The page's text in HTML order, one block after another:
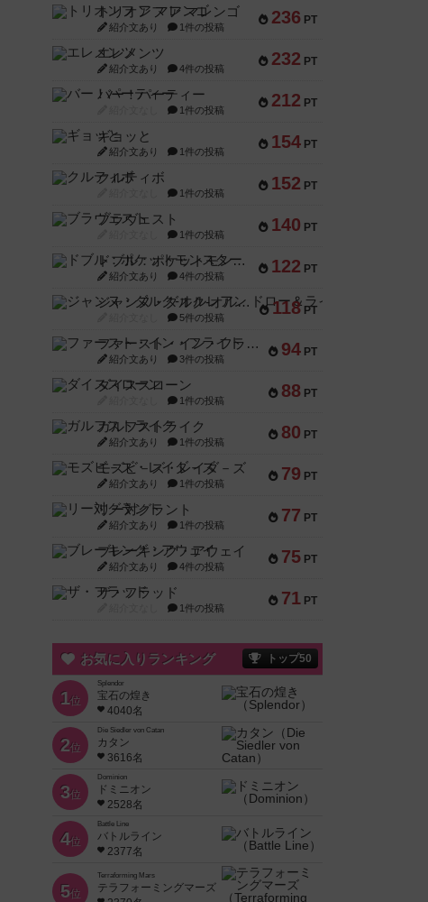
236 PT
トリオンフ ア マレンゴ
紹介文あり 1件の投稿
232 PT
エレメンツ
紹介文あり 4件の投稿
212 PT
バー！パーティー
1件の投稿
154 PT
ギョッと
紹介文あり 1件の投稿
152 PT
クルティボ
1件の投稿
140 PT
ブラヴェスト
1件の投稿
122 PT
ドブル：ポケットモンスター
紹介文あり 4件の投稿
118 PT
ジャンヌ・ダルク-オルレアン ドロー＆ライト
5件の投稿
94 PT
ファースト・イン・フライト
紹介文あり 3件の投稿
88 PT
ダイススローン
1件の投稿
80 PT
ガルフストライク
紹介文あり 1件の投稿
79 PT
モズビ－ズ・レイダ－ズ
紹介文あり 1件の投稿
77 PT
リー対グラント
紹介文あり 1件の投稿
75 PT
ブレーキング・アウェイ
紹介文あり 4件の投稿
71 PT
ザ・フラッド
1件の投稿
お気に入りランキング トップ50
1位
Splendor
宝石の煌き
4040名
2位
Die Siedler von Catan
カタン
3616名
3位
Dominion
ドミニオン
2528名
4位
Battle Line
バトルライン
2377名
5位
Terraforming Mars
テラフォーミングマーズ